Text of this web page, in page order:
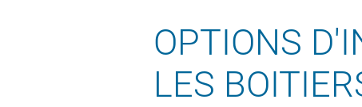
OPTIONS
LES